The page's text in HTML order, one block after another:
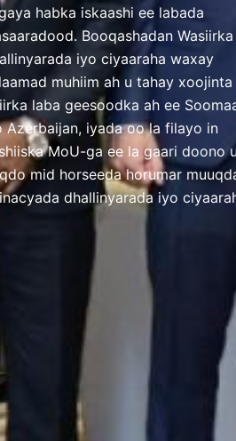
habka iskaashi ee labada
Booqashadan Wasiirka
iyo ciyaaraha waxay
muhiim ah u tahay xoojinta
laba geesoodka ah ee
Azerbaijan, iyada oo la filayo in
MoU-ga ee la gaari doono
mid horseeda horumar
dhallinyarada iyo